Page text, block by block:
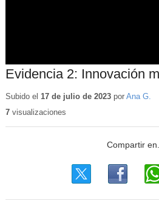
Evidencia 2: Innovación
Subido el 17 de julio de 2023por Ana G.
7visualizaciones